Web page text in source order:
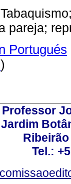
pareja;
Portugués
)
Professor
Jardim
Tel.: